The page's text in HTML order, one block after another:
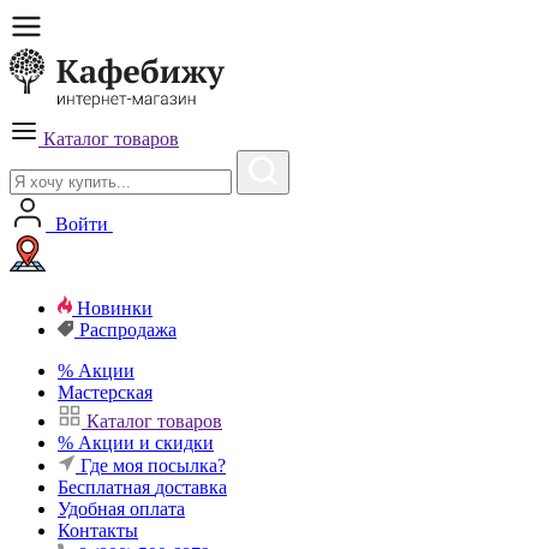
Каталог товаров
Войти
Новинки
Распродажа
% Акции
Мастерская
Каталог товаров
% Акции и скидки
Где моя посылка?
Бесплатная доставка
Удобная оплата
Контакты